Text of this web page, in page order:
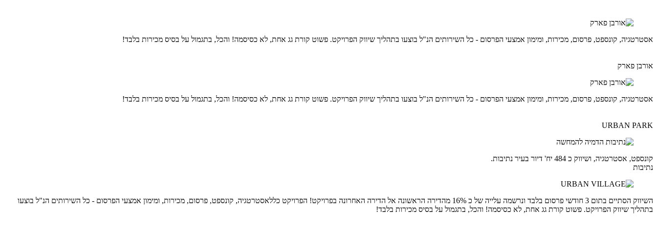
אסטרטגיה, קונספט, פרסום, מכירות, ומימון אמצעי הפרסום - כל השירותים הנ"ל בוצעו בתהליך שיווק הפרויקט. פשוט קורת גג אחת, לא כסיסמה! והכל, בתגמול על בסיס מכירות בלבד!
אורבן פארק
אסטרטגיה, קונספט, פרסום, מכירות, ומימון אמצעי הפרסום - כל השירותים הנ"ל בוצעו בתהליך שיווק הפרויקט. פשוט קורת גג אחת, לא כסיסמה! והכל, בתגמול על בסיס מכירות בלבד!
URBAN PARK
קונספט, אסטרטגיה, ושיווק כ 484 יח' דיור בעיר נתיבות.
נתיבות
השיווק הסתיים בתום 3 חודשי פרסום בלבד ונרשמה עלייה של כ 16% מהדירה הראשונה אל הדירה האחרונה בפרויקט! הפרויקט כללאסטרטגיה, קונספט, פרסום, מכירות, ומימון אמצעי הפרסום - כל השירותים הנ"ל בוצעו
בתהליך שיווק הפרויקט. פשוט קורת גג אחת, לא כסיסמה! והכל, בתגמול על בסיס מכירות בלבד!